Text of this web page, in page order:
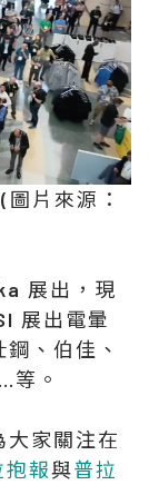
片來源：
展出，現
展出電暈
、伯佳、
等。
大家關注在
抱報與普拉